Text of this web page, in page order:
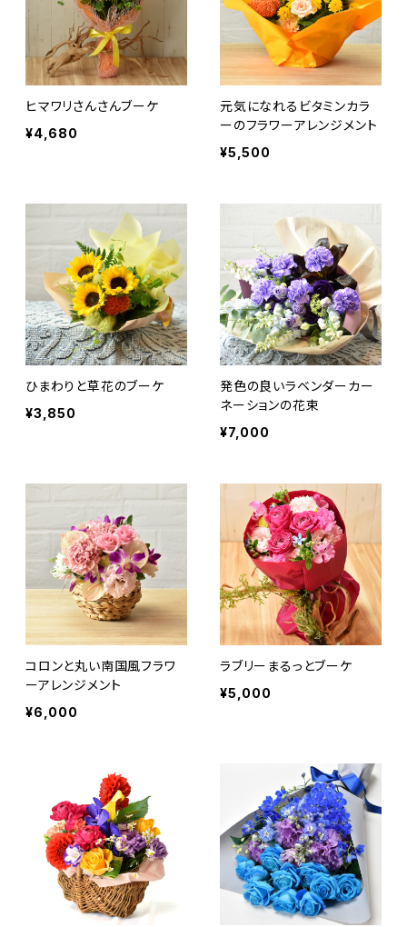
ヒマワリさんさんブーケ
¥4,680
元気になれるビタミンカラ
ーのフラワーアレンジメント
¥5,500
ひまわりと草花のブーケ
¥3,850
発色の良いラベンダーカー
ネーションの花束
¥7,000
コロンと丸い南国風フラワ
ーアレンジメント
¥6,000
ラブリーまるっとブーケ
¥5,000